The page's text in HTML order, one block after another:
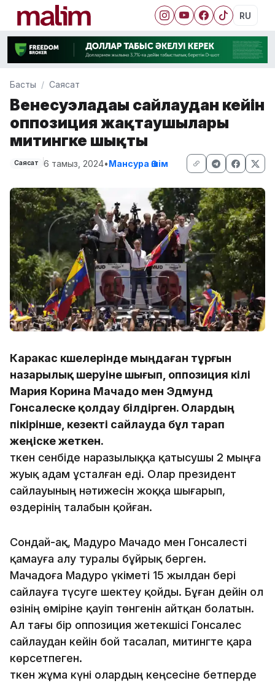
RU
Басты Саясат
Венесуэладағы сайлаудан кейін
оппозиция жақтаушылары
митингке шықты
Саясат 6 тамыз, 2024•Мансура Әшім
Каракас көшелерінде мыңдаған тұрғын
назарылық шеруіне шығып, оппозиция өкілі
Мария Корина Мачадо мен Эдмунд
Гонсалеске қолдау білдірген. Олардың
пікірінше, кезекті сайлауда бұл тарап
жеңіске жеткен.
Өткен сенбіде наразылыққа қатысушы 2 мыңға
жуық адам ұсталған еді. Олар президент
сайлауының нәтижесін жоққа шығарып,
өздерінің талабын қойған.
Сондай-ақ, Мадуро Мачадо мен Гонсалесті
қамауға алу туралы бұйрық берген.
Мачадоға Мадуро үкіметі 15 жылдан бері
сайлауға түсуге шектеу қойды. Бұған дейін ол
өзінің өміріне қауіп төнгенін айтқан болатын.
Ал тағы бір оппозиция жетекшісі Гонсалес
сайлаудан кейін бой тасалап, митингте қара
көрсетпеген.
Өткен жұма күні олардың кеңсесіне бетперде